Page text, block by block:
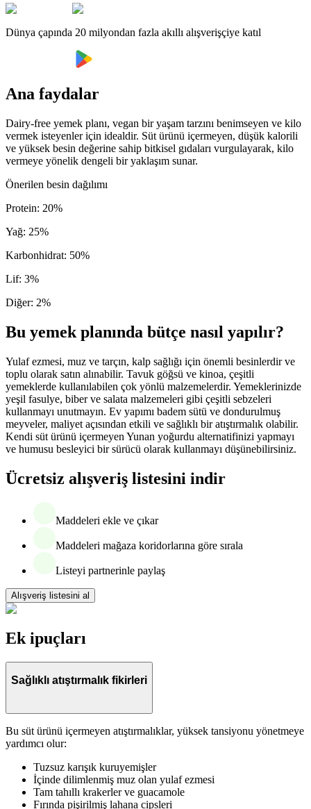
Dünya çapında 20 milyondan fazla akıllı alışverişçiye katıl
Ana faydalar
Dairy-free yemek planı, vegan bir yaşam tarzını benimseyen ve kilo
vermek isteyenler için idealdir. Süt ürünü içermeyen, düşük kalorili
ve yüksek besin değerine sahip bitkisel gıdaları vurgulayarak, kilo
vermeye yönelik dengeli bir yaklaşım sunar.
Önerilen besin dağılımı
Protein: 20%
Yağ: 25%
Karbonhidrat: 50%
Lif: 3%
Diğer: 2%
Bu yemek planında bütçe nasıl yapılır?
Yulaf ezmesi, muz ve tarçın, kalp sağlığı için önemli besinlerdir ve
toplu olarak satın alınabilir. Tavuk göğsü ve kinoa, çeşitli
yemeklerde kullanılabilen çok yönlü malzemelerdir. Yemeklerinizde
yeşil fasulye, biber ve salata malzemeleri gibi çeşitli sebzeleri
kullanmayı unutmayın. Ev yapımı badem sütü ve dondurulmuş
meyveler, maliyet açısından etkili ve sağlıklı bir atıştırmalık olabilir.
Kendi süt ürünü içermeyen Yunan yoğurdu alternatifinizi yapmayı
ve humusu besleyici bir sürücü olarak kullanmayı düşünebilirsiniz.
Ücretsiz alışveriş listesini indir
Maddeleri ekle ve çıkar
Maddeleri mağaza koridorlarına göre sırala
Listeyi partnerinle paylaş
Alışveriş listesini al
Ek ipuçları
Sağlıklı atıştırmalık fikirleri
Bu süt ürünü içermeyen atıştırmalıklar, yüksek tansiyonu yönetmeye
yardımcı olur:
Tuzsuz karışık kuruyemişler
İçinde dilimlenmiş muz olan yulaf ezmesi
Tam tahıllı krakerler ve guacamole
Fırında pişirilmiş lahana cipsleri